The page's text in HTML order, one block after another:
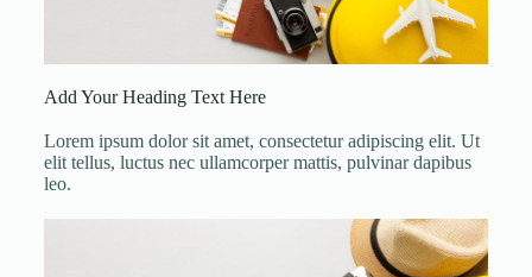
Add Your Heading Text Here
Lorem ipsum dolor sit amet, consectetur adipiscing elit. Ut
elit tellus, luctus nec ullamcorper mattis, pulvinar dapibus
leo.